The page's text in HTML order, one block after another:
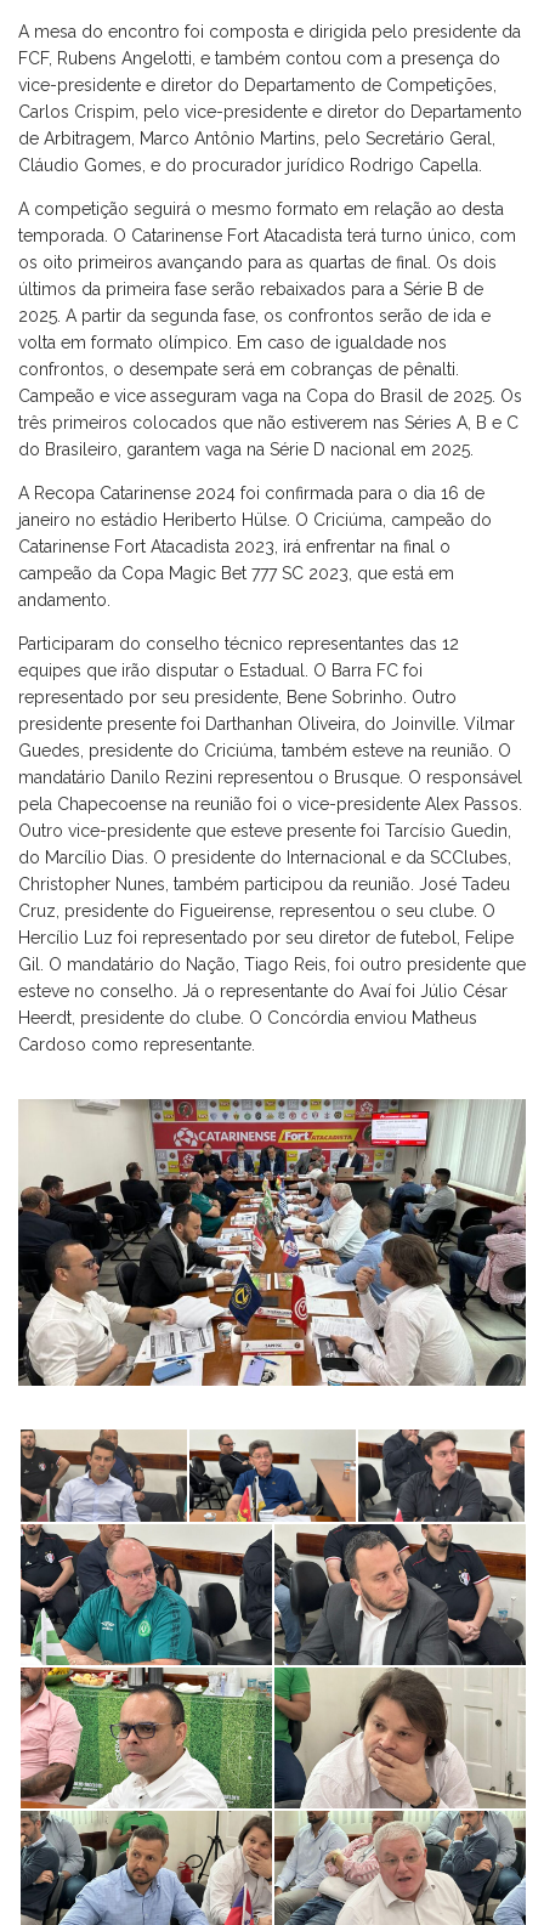
A mesa do encontro foi composta e dirigida pelo presidente da
FCF, Rubens Angelotti, e também contou com a presença do
vice-presidente e diretor do Departamento de Competições,
Carlos Crispim, pelo vice-presidente e diretor do Departamento
de Arbitragem, Marco Antônio Martins, pelo Secretário Geral,
Cláudio Gomes, e do procurador jurídico Rodrigo Capella.
A competição seguirá o mesmo formato em relação ao desta
temporada. O Catarinense Fort Atacadista terá turno único, com
os oito primeiros avançando para as quartas de final. Os dois
últimos da primeira fase serão rebaixados para a Série B de
2025. A partir da segunda fase, os confrontos serão de ida e
volta em formato olímpico. Em caso de igualdade nos
confrontos, o desempate será em cobranças de pênalti.
Campeão e vice asseguram vaga na Copa do Brasil de 2025. Os
três primeiros colocados que não estiverem nas Séries A, B e C
do Brasileiro, garantem vaga na Série D nacional em 2025.
A Recopa Catarinense 2024 foi confirmada para o dia 16 de
janeiro no estádio Heriberto Hülse. O Criciúma, campeão do
Catarinense Fort Atacadista 2023, irá enfrentar na final o
campeão da Copa Magic Bet 777 SC 2023, que está em
andamento.
Participaram do conselho técnico representantes das 12
equipes que irão disputar o Estadual. O Barra FC foi
representado por seu presidente, Bene Sobrinho. Outro
presidente presente foi Darthanhan Oliveira, do Joinville. Vilmar
Guedes, presidente do Criciúma, também esteve na reunião. O
mandatário Danilo Rezini representou o Brusque. O responsável
pela Chapecoense na reunião foi o vice-presidente Alex Passos.
Outro vice-presidente que esteve presente foi Tarcísio Guedin,
do Marcílio Dias. O presidente do Internacional e da SCClubes,
Christopher Nunes, também participou da reunião. José Tadeu
Cruz, presidente do Figueirense, representou o seu clube. O
Hercílio Luz foi representado por seu diretor de futebol, Felipe
Gil. O mandatário do Nação, Tiago Reis, foi outro presidente que
esteve no conselho. Já o representante do Avaí foi Júlio César
Heerdt, presidente do clube. O Concórdia enviou Matheus
Cardoso como representante.